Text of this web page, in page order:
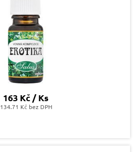
163 Kč / Ks
134.71 Kč bez DPH